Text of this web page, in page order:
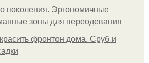
поколения. Эргономичные
зоны для переодевания
фронтон дома. Сруб и